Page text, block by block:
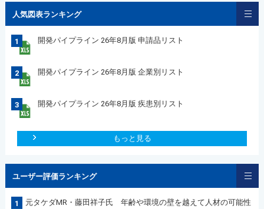
人気図表ランキング
1 開発パイプライン 26年8月版 申請品リスト
2 開発パイプライン 26年8月版 企業別リスト
3 開発パイプライン 26年8月版 疾患別リスト
もっと見る
ユーザー評価ランキング
1
元タケダMR・藤田祥子氏 年齢や環境の壁を越えて人材の可能性